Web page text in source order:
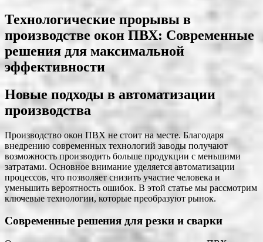
Технологические прорывы в
производстве окон ПВХ: Современные
решения для максимальной
эффективности
Новые подходы в автоматизации
производства
Производство окон ПВХ не стоит на месте. Благодаря
внедрению современных технологий заводы получают
возможность производить больше продукции с меньшими
затратами. Основное внимание уделяется автоматизации
процессов, что позволяет снизить участие человека и
уменьшить вероятность ошибок. В этой статье мы рассмотрим
ключевые технологии, которые преобразуют рынок.
Современные решения для резки и сварки